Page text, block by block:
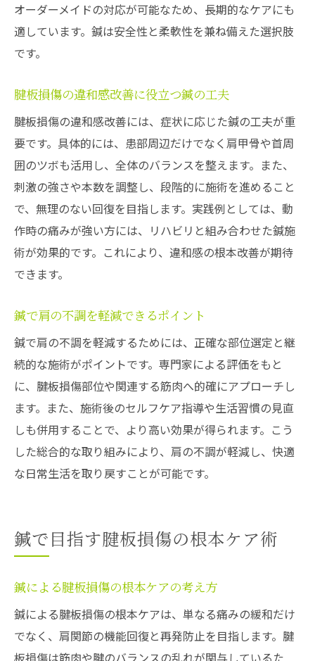
オーダーメイドの対応が可能なため、長期的なケアにも
適しています。鍼は安全性と柔軟性を兼ね備えた選択肢
です。
腱板損傷の違和感改善に役立つ鍼の工夫
腱板損傷の違和感改善には、症状に応じた鍼の工夫が重
要です。具体的には、患部周辺だけでなく肩甲骨や首周
囲のツボも活用し、全体のバランスを整えます。また、
刺激の強さや本数を調整し、段階的に施術を進めること
で、無理のない回復を目指します。実践例としては、動
作時の痛みが強い方には、リハビリと組み合わせた鍼施
術が効果的です。これにより、違和感の根本改善が期待
できます。
鍼で肩の不調を軽減できるポイント
鍼で肩の不調を軽減するためには、正確な部位選定と継
続的な施術がポイントです。専門家による評価をもと
に、腱板損傷部位や関連する筋肉へ的確にアプローチし
ます。また、施術後のセルフケア指導や生活習慣の見直
しも併用することで、より高い効果が得られます。こう
した総合的な取り組みにより、肩の不調が軽減し、快適
な日常生活を取り戻すことが可能です。
鍼で目指す腱板損傷の根本ケア術
鍼による腱板損傷の根本ケアの考え方
鍼による腱板損傷の根本ケアは、単なる痛みの緩和だけ
でなく、肩関節の機能回復と再発防止を目指します。腱
板損傷は筋肉や腱のバランスの乱れが関与しているた